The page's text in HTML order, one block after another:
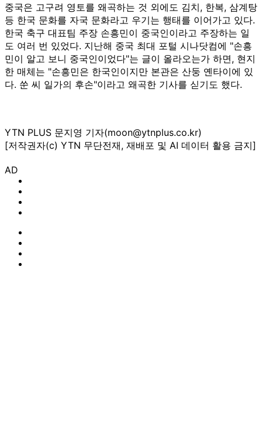
중국은 고구려 영토를 왜곡하는 것 외에도 김치, 한복, 삼계탕
등 한국 문화를 자국 문화라고 우기는 행태를 이어가고 있다.
한국 축구 대표팀 주장 손흥민이 중국인이라고 주장하는 일
도 여러 번 있었다. 지난해 중국 최대 포털 시나닷컴에 "손흥
민이 알고 보니 중국인이었다"는 글이 올라오는가 하면, 현지
한 매체는 "손흥민은 한국인이지만 본관은 산둥 옌타이에 있
다. 쑨 씨 일가의 후손"이라고 왜곡한 기사를 싣기도 했다.
YTN PLUS 문지영 기자(moon@ytnplus.co.kr)
[저작권자(c) YTN 무단전재, 재배포 및 AI 데이터 활용 금지]
AD